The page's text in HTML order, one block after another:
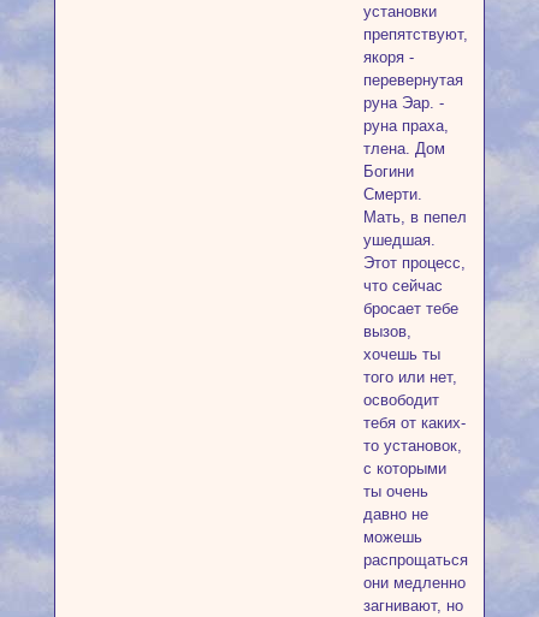
установки
препятствуют,
якоря -
перевернутая
руна Эар. -
руна праха,
тлена. Дом
Богини
Смерти.
Мать, в пепел
ушедшая.
Этот процесс,
что сейчас
бросает тебе
вызов,
хочешь ты
того или нет,
освободит
тебя от каких-
то установок,
с которыми
ты очень
давно не
можешь
распрощаться,
они медленно
загнивают, но